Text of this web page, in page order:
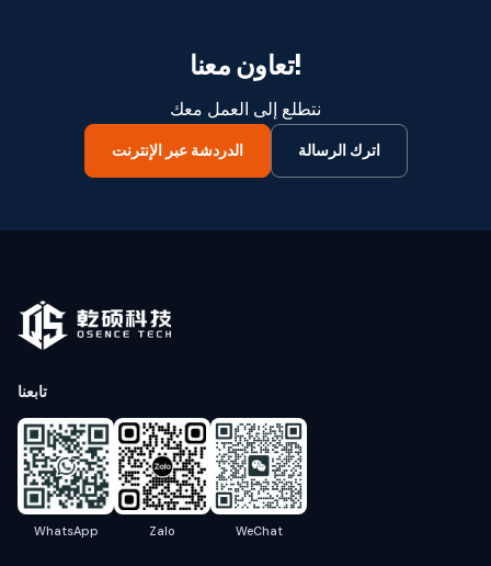
تعاون معنا!
نتطلع إلى العمل معك
الدردشة عبر الإنترنت اترك الرسالة
تابعنا
WhatsApp Zalo WeChat